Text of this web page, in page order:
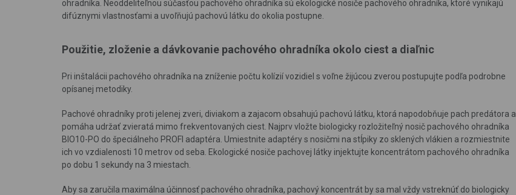
ohradníka. Neoddeliteľnou súčasťou pachového ohradníka sú ekologické nosiče pachového ohradníka, ktoré vynikajú
difúznymi vlastnosťami a uvoľňujú pachovú látku do okolia postupne.
Použitie, zloženie a dávkovanie pachového ohradníka okolo ciest a diaľnic
Pri inštalácii pachového ohradníka na zníženie počtu kolízií vozidiel s voľne žijúcou zverou postupujte podľa podrobne
opísanej metodiky.
Pachové ohradníky proti jelenej zveri, diviakom a zajacom obsahujú pachovú látku, ktorá napodobňuje pach predátora a
pomáha udržať zvieratá mimo frekventovaných ciest. Najprv vložte biologicky rozložiteľný nosič pachového ohradníka
BIO10-PO do špeciálneho PROFI adaptéra. Umiestnite adaptéry s nosičmi na stĺpiky zo sklených vlákien a rozmiestnite
ich vo vzdialenosti 10 metrov od seba. Ekologické nosiče pachovej látky injektujte koncentrátom pachového ohradníka
po dobu 1 sekundy na 3 miestach.
Aby sa zaručila maximálna účinnosť pachového ohradníka, pachový koncentrát by sa mal vždy vstreknúť do biologicky